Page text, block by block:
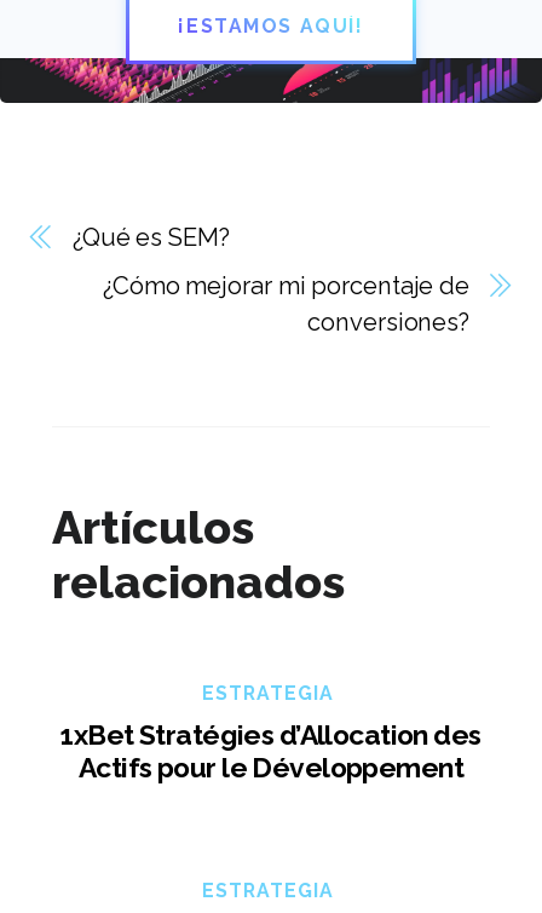
¡ESTAMOS AQUÍ!
¿Qué es SEM?
¿Cómo mejorar mi porcentaje de
conversiones?
Artículos
relacionados
ESTRATEGIA
1xBet Stratégies d’Allocation des
Actifs pour le Développement
ESTRATEGIA